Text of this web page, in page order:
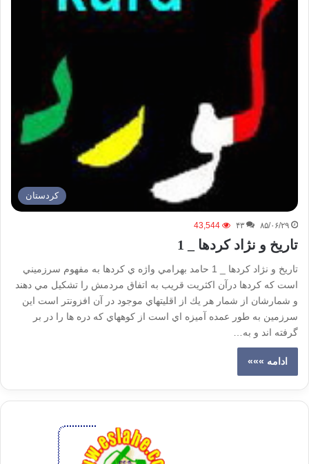
كردستان
۸۵/۰۶/۲۹ ۴۳ 43,544
تاريخ و نژاد كردها _ 1
تاريخ و نژاد كردها _ 1 حامد بهرامي واژه ي كردها به مفهوم سرزميني
است كه كردها درآن اكثريت قريب به اتفاق مردمش را تشكيل مي دهند
و شمارشان از شمار هر يك از اقليتهاي موجود در آن افزونتر است اين
سرزمين به طور عمده آميزه اي است از كوههاي كه دره ها را در بر
گرفته اند و به…
ادامه »»»